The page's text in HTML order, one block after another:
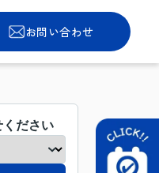
お問い合わせ
ください